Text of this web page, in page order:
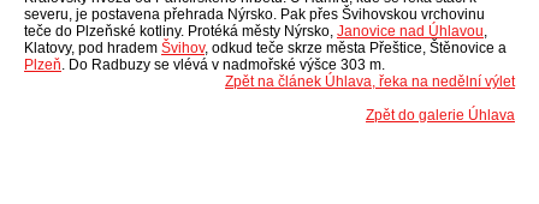
severu, je postavena přehrada Nýrsko. Pak přes Švihovskou vrchovinu
teče do Plzeňské kotliny. Protéká městy Nýrsko, Janovice nad Úhlavou
Klatovy, pod hradem Švihov, odkud teče skrze města Přeštice, Štěnovice a
Plzeň . Do Radbuzy se vlévá v nadmořské výšce 303 m.
Zpět na článek Úhlava, řeka na nedělní výlet
Zpět do galerie Úhlava